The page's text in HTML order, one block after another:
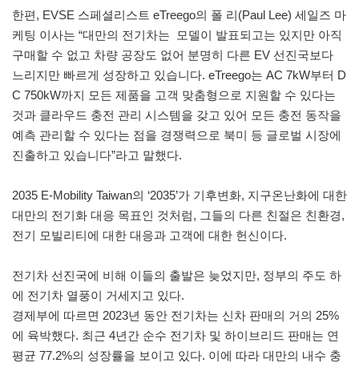
한편, EVSE 스페셜리스트 eTreego의 폴 리(Paul Lee) 세일즈 마
케팅 이사는 “대만의 전기차는 모델이 발표되고는 있지만 아직
구매할 수 없고 차량 공장도 없어 분명히 다른 EV 선진국보다
느리지만 빠르게 성장하고 있습니다. eTreego는 AC 7kW부터 D
C 750kW까지 모든 제품을 고객 맞춤형으로 지원할 수 있다는
것과 클라우드 충전 관리 시스템을 갖고 있어 모든 충전 동작을
예측 관리할 수 있다는 점을 경쟁력으로 북미 등 글로벌 시장에
진출하고 있습니다”라고 말했다.
2035 E-Mobility Taiwan의 ‘2035’가 기후변화, 지구온난화에 대한
대만의 전기화 대응 목표인 것처럼, 그들의 다른 친절은 친환경,
전기 모빌리티에 대한 대응과 고객에 대한 헌신이다.
전기차 선진국에 비해 이들의 출발은 늦었지만, 정부의 주도 하
에 전기차 열풍이 거세지고 있다.
경제부에 따르면 2023년 동안 전기차는 신차 판매의 거의 25%
에 육박했다. 최근 4년간 순수 전기차 및 하이브리드 판매는 연
평균 77.2%의 성장률을 보이고 있다. 이에 따라 대만의 내수 충